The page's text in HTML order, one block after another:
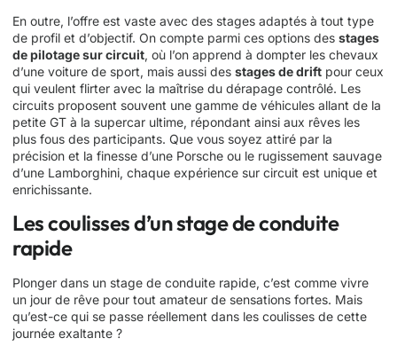
En outre, l’offre est vaste avec des stages adaptés à tout type
de profil et d’objectif. On compte parmi ces options des stages
de pilotage sur circuit, où l’on apprend à dompter les chevaux
d’une voiture de sport, mais aussi des stages de drift pour ceux
qui veulent flirter avec la maîtrise du dérapage contrôlé. Les
circuits proposent souvent une gamme de véhicules allant de la
petite GT à la supercar ultime, répondant ainsi aux rêves les
plus fous des participants. Que vous soyez attiré par la
précision et la finesse d’une Porsche ou le rugissement sauvage
d’une Lamborghini, chaque expérience sur circuit est unique et
enrichissante.
Les coulisses d’un stage de conduite
rapide
Plonger dans un stage de conduite rapide, c’est comme vivre
un jour de rêve pour tout amateur de sensations fortes. Mais
qu’est-ce qui se passe réellement dans les coulisses de cette
journée exaltante ?